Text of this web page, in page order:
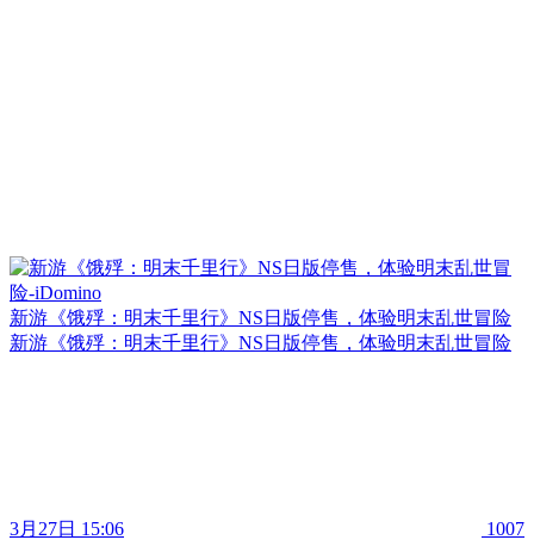
新游《饿殍：明末千里行》NS日版停售，体验明末乱世冒险
新游《饿殍：明末千里行》NS日版停售，体验明末乱世冒险
3月27日 15:06 1007